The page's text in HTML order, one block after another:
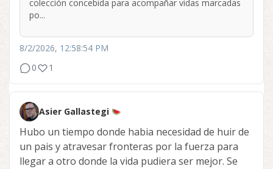
colección concebida para acompañar vidas marcadas
po...
8/2/2026, 12:58:54 PM
0
1
Asier Gallastegi
Hubo un tiempo donde habia necesidad de huir de
un pais y atravesar fronteras por la fuerza para
llegar a otro donde la vida pudiera ser mejor. Se